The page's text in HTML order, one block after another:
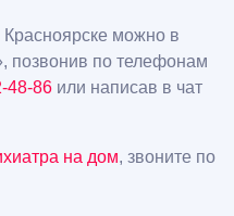
Красноярске можно в
позвонив по телефонам
48-86 или написав в чат
на дом, звоните по